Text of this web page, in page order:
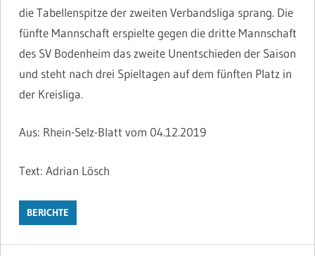
die Tabellenspitze der zweiten Verbandsliga sprang. Die
fünfte Mannschaft erspielte gegen die dritte Mannschaft
des SV Bodenheim das zweite Unentschieden der Saison
und steht nach drei Spieltagen auf dem fünften Platz in
der Kreisliga.
Aus: Rhein-Selz-Blatt vom 04.12.2019
Text: Adrian Lösch
BERICHTE